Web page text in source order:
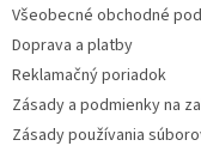
Všeobecné obchodné
Doprava a platby
Reklamačný poriadok
Zásady a podmienky na
Zásady používania